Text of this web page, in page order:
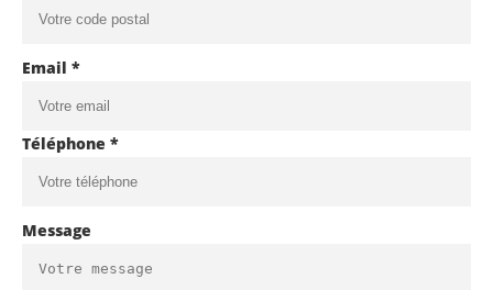
Email *
Téléphone *
Message